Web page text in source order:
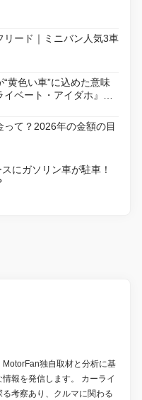
リード｜ミニバン人気3車
黄色い車”に込めた意味
ベート・アイダホ』が
で復活
て？2026年の金額の目
にガソリン車が駐車！
独自取材と分析に基
報を発信します。 カーライ
考察あり、クルマに関わる